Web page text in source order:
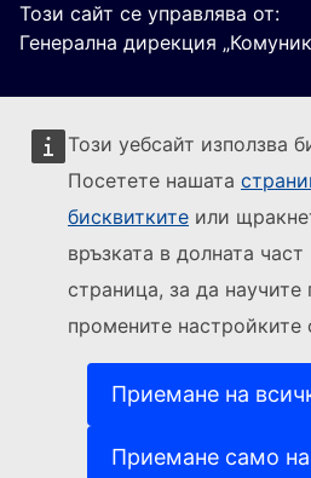
Този уебсайт използва
Посетете нашата
бисквитките или
връзката в долната част
страница, за да научите
промените настройките
Приемане на
Приемане само
Този сайт се управлява от:
Генерална дирекция
Sledujte Evropskou komisi
За контакти(Външна връзка)
Докладване на ИТ уязвимост
Езици на нашите уебсайтове
Бисквитки(Външна връзка)
Политика за поверителност
Правна информация